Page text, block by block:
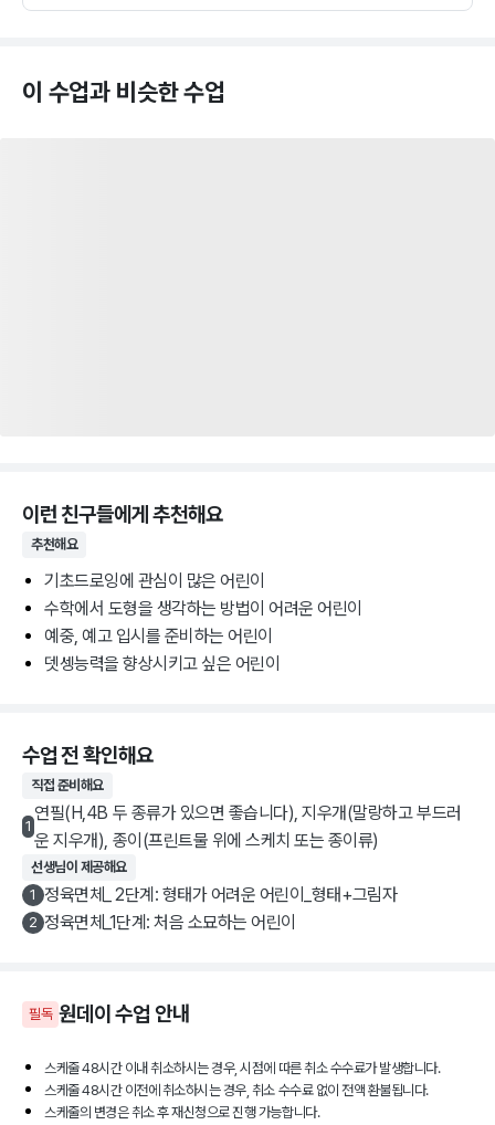
이 수업과 비슷한 수업
이런 친구들에게 추천해요
추천해요
기초드로잉에 관심이 많은 어린이
수학에서 도형을 생각하는 방법이 어려운 어린이
예중, 예고 입시를 준비하는 어린이
뎃셍능력을 향상시키고 싶은 어린이
수업 전 확인해요
직접 준비해요
1
연필(H,4B 두 종류가 있으면 좋습니다), 지우개(말랑하고 부드러
운 지우개), 종이(프린트물 위에 스케치 또는 종이류)
선생님이 제공해요
1 정육면체_ 2단계: 형태가 어려운 어린이_형태+그림자
2 정육면체_1단계: 처음 소묘하는 어린이
필독 원데이 수업 안내
스케줄 48시간 이내 취소하시는 경우, 시점에 따른 취소 수수료가 발생합니다.
스케줄 48시간 이전에 취소하시는 경우, 취소 수수료 없이 전액 환불됩니다.
스케줄의 변경은 취소 후 재신청으로 진행 가능합니다.